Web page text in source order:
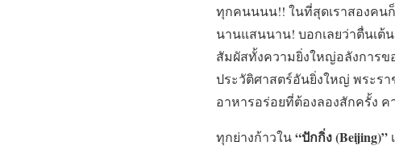
ทุกคนนนน!! ในที่สุดเราสองคน
นานแสนนาน! บอกเลยว่าตื่นเต้
สัมผัสทั้งความยิ่งใหญ่อลังการข
ประวัติศาสตร์อันยิ่งใหญ่ พระร
อาหารอร่อยที่ต้องลองสักครั้ง ค
ทุกย่างก้าวใน“ปักกิ่ง (Beijing)”